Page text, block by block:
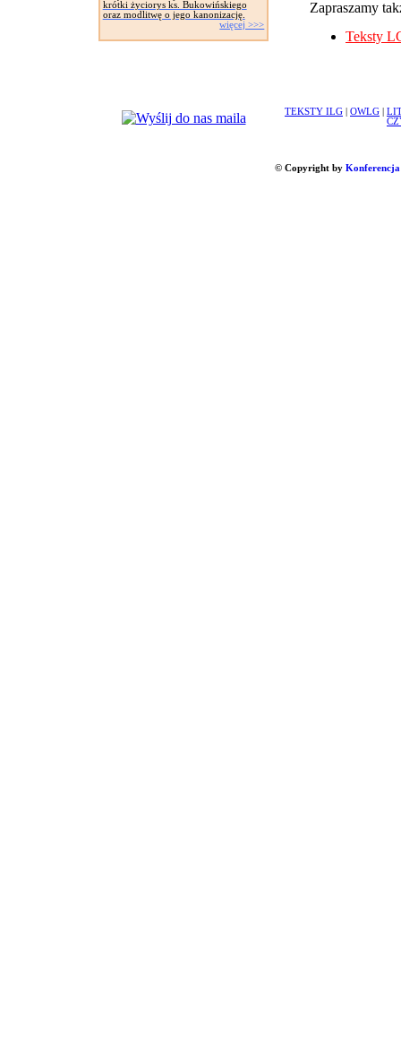
krótki życiorys ks. Bukowińskiego
oraz modlitwę o jego kanonizację.
więcej >>>
Zapraszamy
Teksty
TEKSTY ILG OWLG
© Copyright by Konferencja